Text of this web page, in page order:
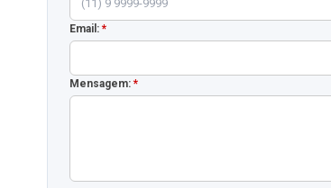
Email: *
Mensagem: *